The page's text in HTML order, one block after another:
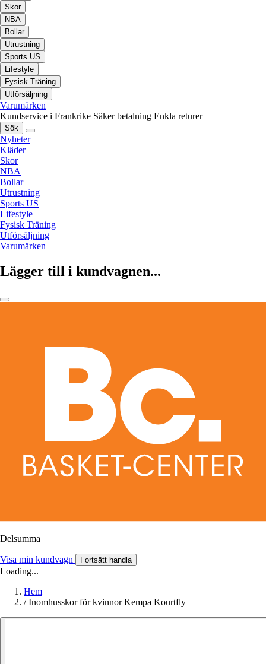
Skor
NBA
Bollar
Utrustning
Sports US
Lifestyle
Fysisk Träning
Utförsäljning
Varumärken
Kundservice i Frankrike Säker betalning Enkla returer
Sök
Nyheter
Kläder
Skor
NBA
Bollar
Utrustning
Sports US
Lifestyle
Fysisk Träning
Utförsäljning
Varumärken
Lägger till i kundvagnen...
Delsumma
Visa min kundvagn Fortsätt handla
Loading...
Hem
/ Inomhusskor för kvinnor Kempa Kourtfly